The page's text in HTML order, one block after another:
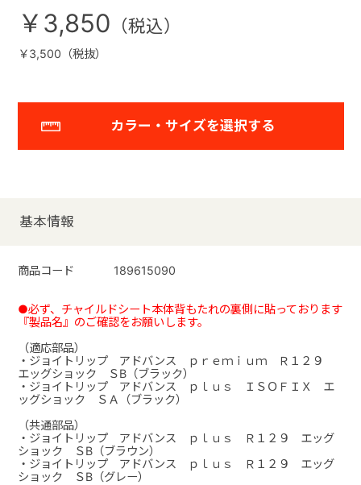
￥3,850
￥3,500（税抜）
カラー・サイズを選択する
基本情報
商品コード 189615090
●必ず、チャイルドシート本体背もたれの裏側に貼っております
『製品名』のご確認をお願いします。
（適応部品）
・ジョイトリップ アドバンス ｐｒｅｍｉｕｍ Ｒ１２９
エッグショック ＳB（ブラック）
・ジョイトリップ アドバンス ｐｌｕｓ ＩＳＯＦＩＸ エ
ッグショック ＳＡ（ブラック）
（共通部品）
・ジョイトリップ アドバンス ｐｌｕｓ Ｒ１２９ エッグ
ショック ＳB（ブラウン）
・ジョイトリップ アドバンス ｐｌｕｓ Ｒ１２９ エッグ
ショック ＳB（グレー）